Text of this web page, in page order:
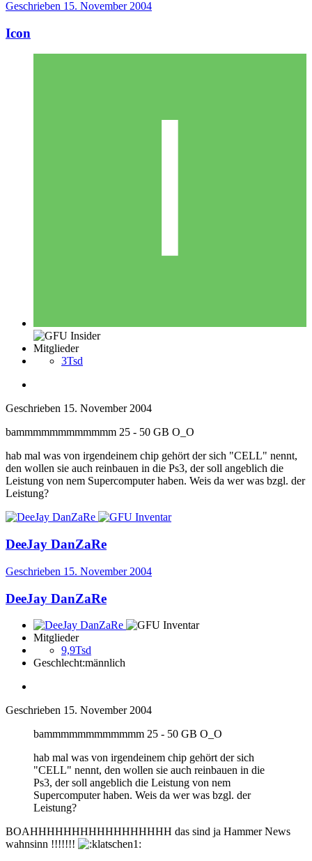
Geschrieben 15. November 2004
Icon
Mitglieder
3Tsd
Geschrieben 15. November 2004
bammmmmmmmmmmm 25 - 50 GB O_O
hab mal was von irgendeinem chip gehört der sich "CELL" nennt,
den wollen sie auch reinbauen in die Ps3, der soll angeblich die
Leistung von nem Supercomputer haben. Weis da wer was bzgl. der
Leistung?
DeeJay DanZaRe
Geschrieben 15. November 2004
DeeJay DanZaRe
Mitglieder
9,9Tsd
Geschlecht:männlich
Geschrieben 15. November 2004
bammmmmmmmmmmm 25 - 50 GB O_O
hab mal was von irgendeinem chip gehört der sich
"CELL" nennt, den wollen sie auch reinbauen in die
Ps3, der soll angeblich die Leistung von nem
Supercomputer haben. Weis da wer was bzgl. der
Leistung?
BOAHHHHHHHHHHHHHHHHH das sind ja Hammer News
wahnsinn !!!!!!!